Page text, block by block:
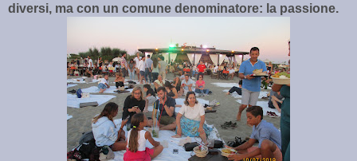
diversi, ma con un comune denominatore: la passione.